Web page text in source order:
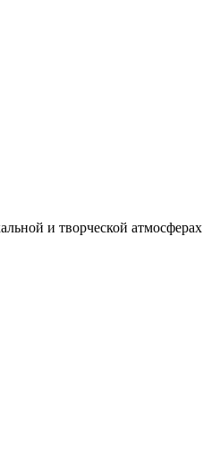
и творческой атмосферах